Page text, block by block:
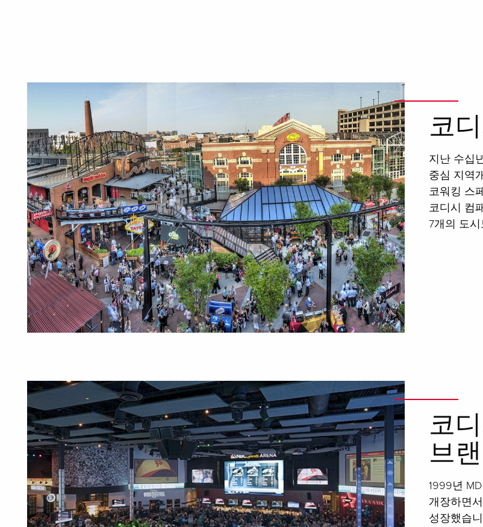
코
지난 수십
중심 지역
코워킹 스
코디시 컴
7개의 도
코
브
1999년
개장하면
성장했습